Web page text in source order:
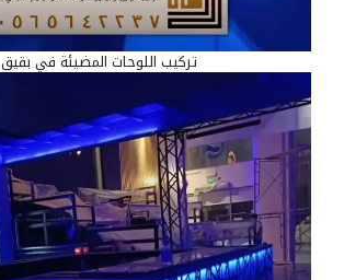
تركيب اللوحات المضيئة في بقيق